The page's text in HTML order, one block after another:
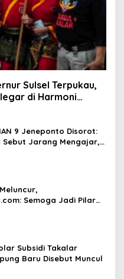
Sulsel Terpukau,
di Harmoni
9 Jeneponto Disorot:
Sebut Jarang Mengajar,
Semoga Jadi Pilar
yang Berintegritas
Subsidi Takalar
Baru Disebut Muncul